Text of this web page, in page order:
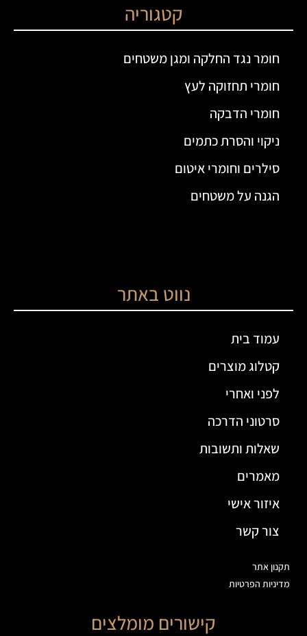
קטגוריה
חומר נגד החלקה ומגן משטחים
חומרי תחזוקה לעץ
חומרי הדבקה
ניקוי והסרת כתמים
סילרים וחומרי איטום
הגנה על משטחים
נווט באתר
עמוד בית
קטלוג מוצרים
לפני ואחרי
סרטוני הדרכה
שאלות ותשובות
מאמרים
איזור אישי
צור קשר
תקנון אתר
מדיניות הפרטיות
קישורים מומלצים